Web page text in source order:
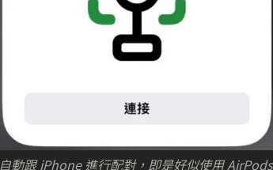
自動跟 iPhone 進行配對，即是好似使用 AirPods